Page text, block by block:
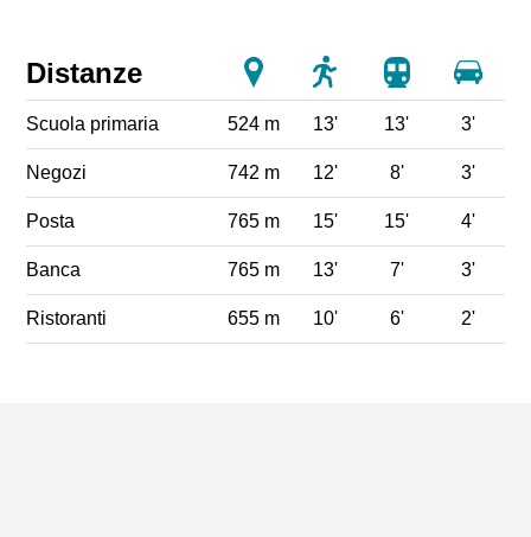
Distanze
Scuola primaria 524 m 13' 13' 3'
Negozi 742 m 12' 8' 3'
Posta 765 m 15' 15' 4'
Banca 765 m 13' 7' 3'
Ristoranti 655 m 10' 6' 2'